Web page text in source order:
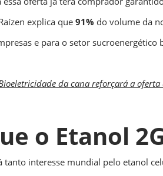
explica que 91% do volume da
e para o setor
da cana reforçará a oferta
o Etanol
tanto interesse mundial pelo etanol